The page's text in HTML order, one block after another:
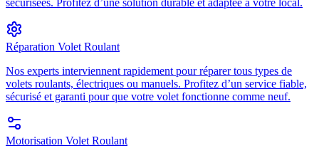
sécurisées. Profitez d’une solution durable et adaptée à votre local.
Réparation Volet Roulant
Nos experts interviennent rapidement pour réparer tous types de
volets roulants, électriques ou manuels. Profitez d’un service fiable,
sécurisé et garanti pour que votre volet fonctionne comme neuf.
Motorisation Volet Roulant